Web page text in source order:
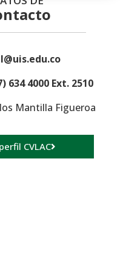
634 4000 Ext. 2510
Mantilla Figueroa
CVLAC